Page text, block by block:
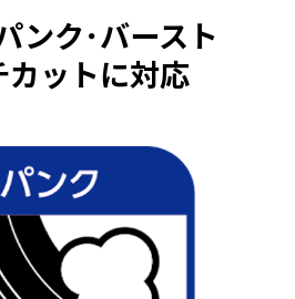
ンク･バースト
カットに対応